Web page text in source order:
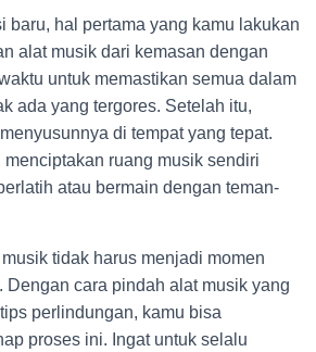
baru, hal pertama yang kamu lakukan
alat musik dari kemasan dengan
untuk memastikan semua dalam
ada yang tergores. Setelah itu,
di tempat yang tepat.
ruang musik sendiri
atau bermain dengan teman-
tidak harus menjadi momen
Dengan cara pindah alat musik yang
perlindungan, kamu bisa
proses ini. Ingat untuk selalu